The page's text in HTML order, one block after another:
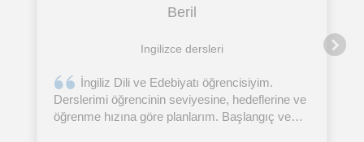
Beril
Ingilizce dersleri
İngiliz Dili ve Edebiyatı öğrencisiyim.
Derslerimi öğrencinin seviyesine, hedeflerine ve
öğrenme hızına göre planlarım. Başlangıç ve